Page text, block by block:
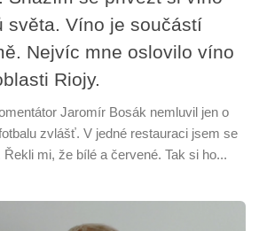
světa. Víno je součástí
Nejvíc mne oslovilo víno
Riojy.
Jaromír Bosák nemluvil jen o
zvlášť. V jedné restauraci jsem se
mi, že bílé a červené. Tak si ho...